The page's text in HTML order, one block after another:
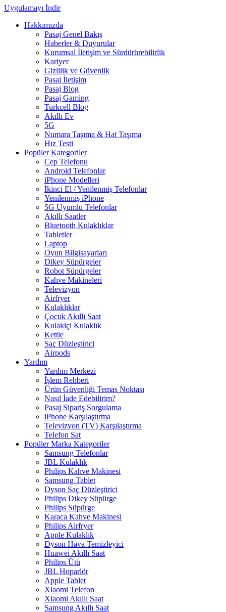
Uygulamayı İndir
Hakkımızda
Pasaj Genel Bakış
Haberler & Duyurular
Kurumsal İletişim ve Sürdürürebilirlik
Kariyer
Gizlilik ve Güvenlik
Pasaj İletişim
Pasaj Blog
Pasaj Gaming
Turkcell Blog
Akıllı Ev
5G
Numara Taşıma & Hat Taşıma
Hız Testi
Popüler Kategoriler
Cep Telefonu
Android Telefonlar
iPhone Modelleri
İkinci El / Yenilenmiş Telefonlar
Yenilenmiş iPhone
5G Uyumlu Telefonlar
Akıllı Saatler
Bluetooth Kulaklıklar
Tabletler
Laptop
Oyun Bilgisayarları
Dikey Süpürgeler
Robot Süpürgeler
Kahve Makineleri
Televizyon
Airfryer
Kulaklıklar
Çocuk Akıllı Saat
Kulakiçi Kulaklık
Kettle
Saç Düzleştirici
Airpods
Yardım
Yardım Merkezi
İşlem Rehberi
Ürün Güvenliği Temas Noktası
Nasıl İade Edebilirim?
Pasaj Sipariş Sorgulama
iPhone Karşılaştırma
Televizyon (TV) Karşılaştırma
Telefon Sat
Popüler Marka Kategoriler
Samsung Telefonlar
JBL Kulaklık
Philips Kahve Makinesi
Samsung Tablet
Dyson Saç Düzleştirici
Philips Dikey Süpürge
Philips Süpürge
Karaca Kahve Makinesi
Philips Airfryer
Apple Kulaklık
Dyson Hava Temizleyici
Huawei Akıllı Saat
Philips Ütü
JBL Hoparlör
Apple Tablet
Xiaomi Telefon
Xiaomi Akıllı Saat
Samsung Akıllı Saat